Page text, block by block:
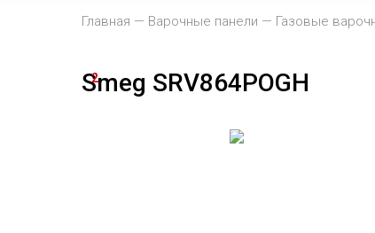
Главная Варочные панели Газовые
Smeg SRV864POGH
2